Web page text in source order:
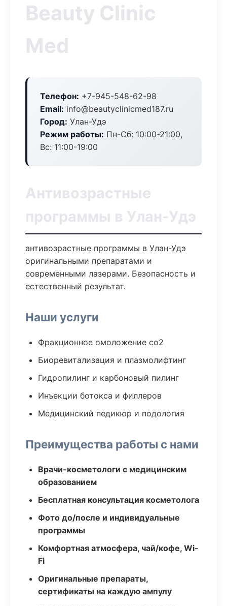
Beauty Clinic
Med
Телефон: +7-945-548-62-98
Email: info@beautyclinicmed187.ru
Город: Улан-Удэ
Режим работы: Пн-Сб: 10:00-21:00,
Вс: 11:00-19:00
Антивозрастные
программы в Улан-Удэ
антивозрастные программы в Улан-Удэ
оригинальными препаратами и
современными лазерами. Безопасность и
естественный результат.
Наши услуги
Фракционное омоложение co2
Биоревитализация и плазмолифтинг
Гидропилинг и карбоновый пилинг
Инъекции ботокса и филлеров
Медицинский педикюр и подология
Преимущества работы с нами
Врачи-косметологи с медицинским
образованием
Бесплатная консультация косметолога
Фото до/после и индивидуальные
программы
Комфортная атмосфера, чай/кофе, Wi-
Fi
Оригинальные препараты,
сертификаты на каждую ампулу